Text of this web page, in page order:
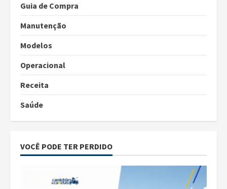
Guia de Compra
Manutenção
Modelos
Operacional
Receita
Saúde
VOCÊ PODE TER PERDIDO